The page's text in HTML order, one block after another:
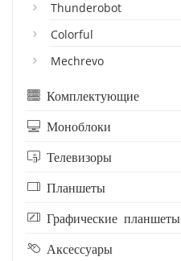
Thunderobot
Colorful
Mechrevo
Комплектующие
Моноблоки
Телевизоры
Планшеты
Графические планшеты
Аксессуары